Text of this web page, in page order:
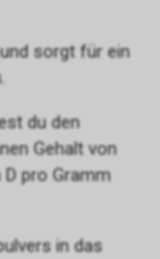
sorgt für ein
du den
Gehalt von
D pro Gramm
in das